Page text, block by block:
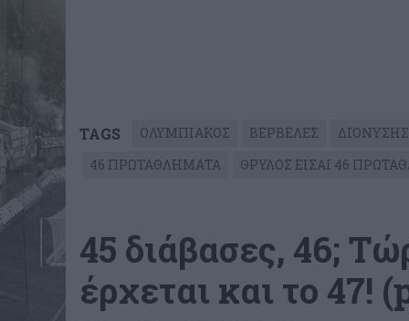
TAGS ΟΛΥΜΠΙΑΚΟΣ ΒΕΡΒΕΛΕΣ
46 ΠΡΩΤΑΘΛΗΜΑΤΑ
ΘΡΥΛΟΣ ΕΙΣΑΙ 46
45 διάβασες, 46;
έρχεται και το 47!